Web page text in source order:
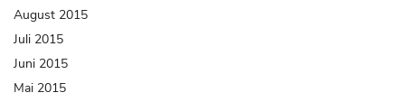
August 2015
Juli 2015
Juni 2015
Mai 2015